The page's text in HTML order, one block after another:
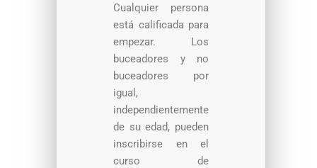
Cualquier persona
está calificada para
empezar. Los
buceadores y no
buceadores por
igual,
independientemente
de su edad, pueden
inscribirse en el
curso de